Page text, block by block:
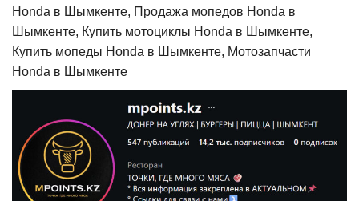
Honda в Шымкенте, Продажа мопедов Honda в
Шымкенте, Купить мотоциклы Honda в Шымкенте,
Купить мопеды Honda в Шымкенте, Мотозапчасти
Honda в Шымкенте